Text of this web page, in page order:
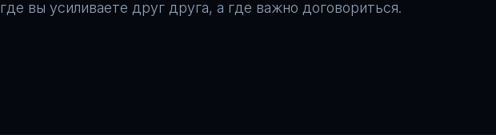
где вы усиливаете друг друга, а где важно договориться.